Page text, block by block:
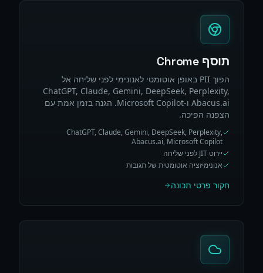
תוסף Chrome
הפוך PII באופן אוטומטי לאנונימי לפני שליחה אל
ChatGPT, Claude, Gemini, DeepSeek, Perplexity,
Abacus.ai ו-Microsoft Copilot. הגנה בזמן אמת עם
הצפנה הפיכה.
ChatGPT, Claude, Gemini, DeepSeek, Perplexity,
Abacus.ai, Microsoft Copilot
יירוט JIT לפני שליחה
אנונימיזציה אוטומטית של תגובות
חקור פרטי תכונה